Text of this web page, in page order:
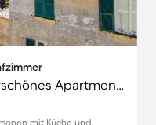
Voll ausgestattetes wunderschönes Apartment | Haustiere sind willkommen
mit Küche und